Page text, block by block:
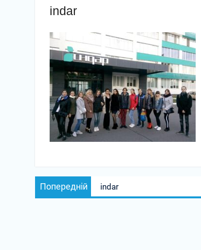
indar
Навігація
записів
Попередній
Попередній
запис:
indar